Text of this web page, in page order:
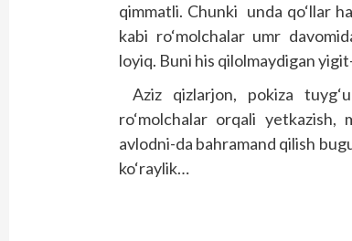
qimmatli. Chunki unda qo‘llar
kabi ro‘molchalar umr
loyiq. Buni his qilolmaydigan
Aziz qizlarjon, pokiza
ro‘molchalar orqali yetkazish,
avlodni-da bahramand qilish
ko‘raylik…